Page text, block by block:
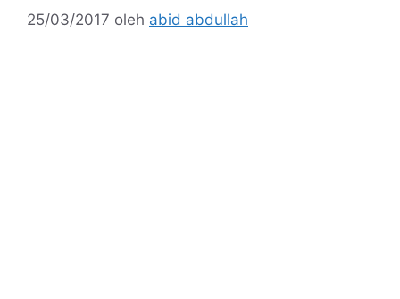
25/03/2017 oleh abid abdullah